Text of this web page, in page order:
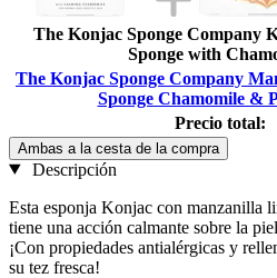
The Konjac Sponge Company
Sponge with
The Konjac Sponge Company
Sponge Chamomile &
Precio total:
Ambas a la cesta de la compra
Descripción
Esta esponja Konjac con manzanilla
tiene una acción calmante sobre la
¡Con propiedades antialérgicas y
su tez fresca!